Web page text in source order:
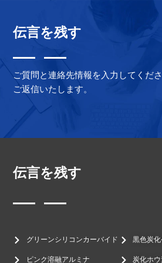
伝言を残す
ご質問と連絡先情報を入力してくだ
ご返信いたします。
伝言を残す
グリーンシリコンカーバイド
ピンク溶融アルミナ
黒色炭
炭化ホ